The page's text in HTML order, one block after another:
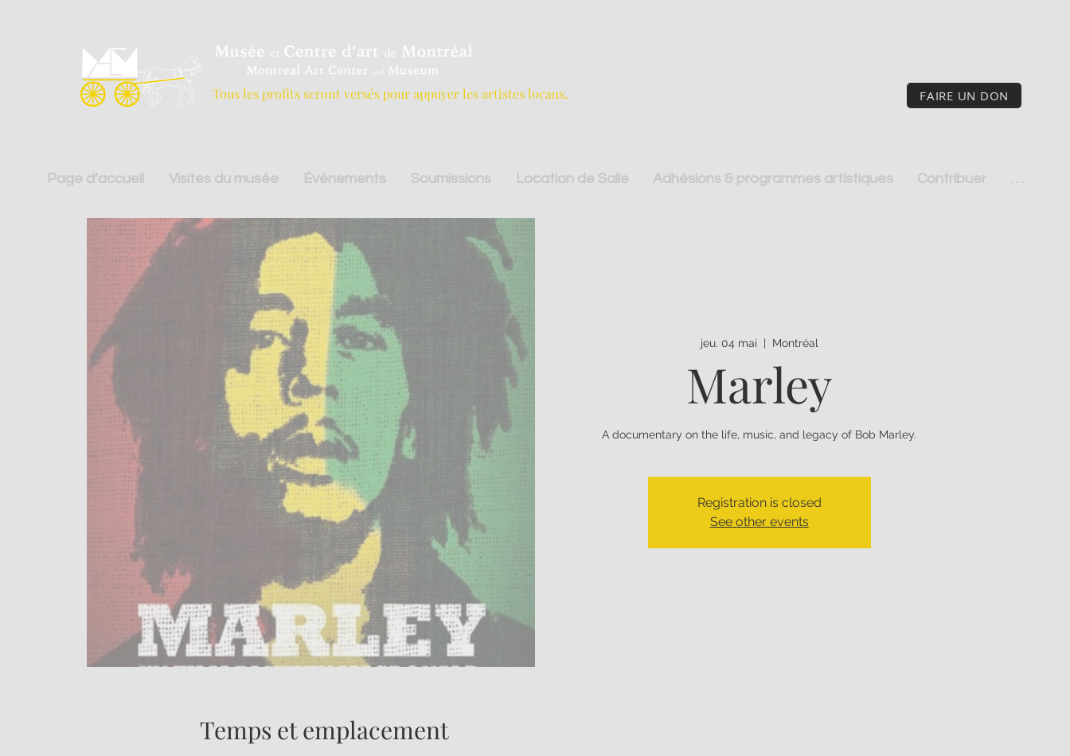
Tous les profits seront versés pour appuyer les artistes locaux. FAIRE UN DON
Page d’accueil Visites du musée Évènements Soumissions Location de Salle Adhésions & programmes artistiques Contribuer . . .
jeu. 04 mai Montréal
Marley
A documentary on the life, music, and legacy of Bob Marley.
Registration is closed
See other events
Temps et emplacement